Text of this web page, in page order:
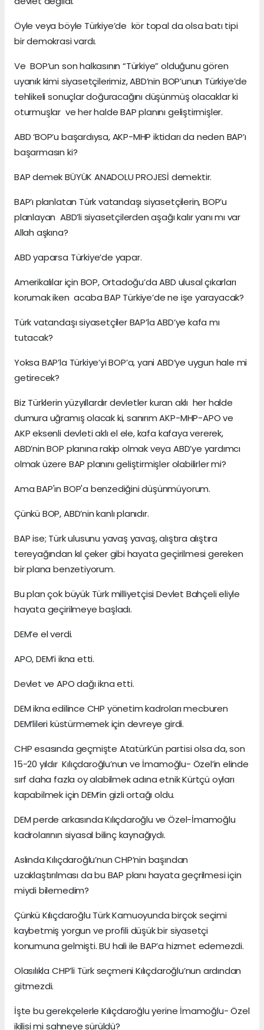
Öyle veya böyle Türkiye’de kör topal da olsa batı tipi
bir demokrasi vardı.
Ve BOP’un son halkasının “Türkiye” olduğunu gören
uyanık kimi siyasetçilerimiz, ABD’nin BOP’unun Türkiye’de
tehlikeli sonuçlar doğuracağını düşünmüş olacaklar ki
oturmuşlar ve her halde BAP planını geliştirmişler.
ABD ‘BOP’u başardıysa, AKP-MHP iktidarı da neden BAP’ı
başarmasın ki?
BAP demek BÜYÜK ANADOLU PROJESİ demektir.
BAP’ı planlatan Türk vatandaşı siyasetçilerin, BOP’u
planlayan ABD’li siyasetçilerden aşağı kalır yanı mı var
Allah aşkına?
ABD yaparsa Türkiye’de yapar.
Amerikalılar için BOP, Ortadoğu’da ABD ulusal çıkarları
korumak iken acaba BAP Türkiye’de ne işe yarayacak?
Türk vatandaşı siyasetçiler BAP’la ABD’ye kafa mı
tutacak?
Yoksa BAP’la Türkiye’yi BOP’a, yani ABD’ye uygun hale mi
getirecek?
Biz Türklerin yüzyıllardır devletler kuran aklı her halde
dumura uğramış olacak ki, sanırım AKP-MHP-APO ve
AKP eksenli devleti aklı el ele, kafa kafaya vererek,
ABD’nin BOP planına rakip olmak veya ABD’ye yardımcı
olmak üzere BAP planını geliştirmişler olabilirler mi?
Ama BAP'ın BOP'a benzediğini düşünmüyorum.
Çünkü BOP, ABD’nin kanlı planıdır.
BAP ise; Türk ulusunu yavaş yavaş, alıştıra alıştıra
tereyağından kıl çeker gibi hayata geçirilmesi gereken
bir plana benzetiyorum.
Bu plan çok büyük Türk milliyetçisi Devlet Bahçeli eliyle
hayata geçirilmeye başladı.
DEM’e el verdi.
APO, DEM’i ikna etti.
Devlet ve APO dağı ikna etti.
DEM ikna edilince CHP yönetim kadroları mecburen
DEM’lileri küstürmemek için devreye girdi.
CHP esasında geçmişte Atatürk’ün partisi olsa da, son
15-20 yıldır Kılıçdaroğlu’nun ve İmamoğlu- Özel’in elinde
sırf daha fazla oy alabilmek adına etnik Kürtçü oyları
kapabilmek için DEM’in gizli ortağı oldu.
DEM perde arkasında Kılıçdaroğlu ve Özel-İmamoğlu
kadrolarının siyasal bilinç kaynağıydı.
Aslında Kılıçdaroğlu’nun CHP’nin başından
uzaklaştırılması da bu BAP planı hayata geçrilmesi için
miydi bilemedim?
Çünkü Kılıçdaroğlu Türk Kamuoyunda birçok seçimi
kaybetmiş yorgun ve profili düşük bir siyasetçi
konumuna gelmişti. BU hali ile BAP’a hizmet edemezdi.
Olasılıkla CHP’li Türk seçmeni Kılıçdaroğlu’nun ardından
gitmezdi.
İşte bu gerekçelerle Kılıçdaroğlu yerine İmamoğlu- Özel
ikilisi mi sahneye sürüldü?